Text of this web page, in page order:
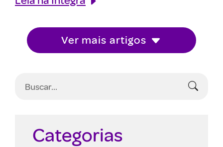
Ver mais artigos
Categorias